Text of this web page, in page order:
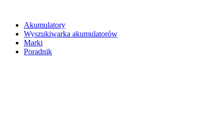
Akumulatory
Wyszukiwarka akumulatorów
Marki
Poradnik